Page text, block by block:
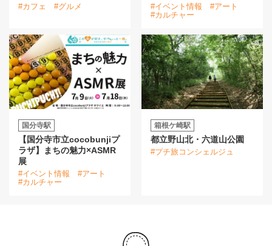
#カフェ #グルメ #イベント情報
#アート
#カルチャー
国分寺駅
【国分寺市立cocobunjiプ
ラザ】まちの魅力×ASMR
展
#イベント情報
#アート
#カルチャー
箱根ケ崎駅
都立野山北・六道山公園
#プチ旅コンシェルジュ